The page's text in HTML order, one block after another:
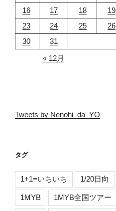
16
17 18 19
23
24 25 26
30
31
« 12月
Tweets by Nenohi_da_YO
タグ
1+1=いちいち 1/20日向
1MYB 1MYB全国ツアー